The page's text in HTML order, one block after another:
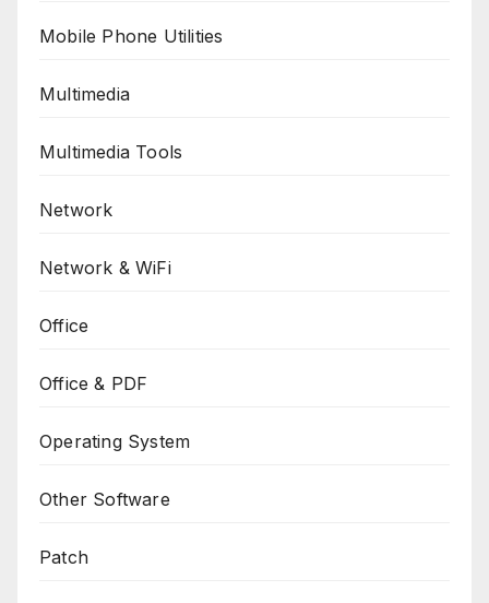
Mobile Phone Utilities
Multimedia
Multimedia Tools
Network
Network & WiFi
Office
Office & PDF
Operating System
Other Software
Patch